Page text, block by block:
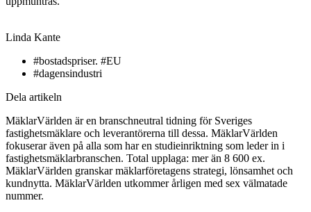
Linda Kante
#bostadspriser. #EU
#dagensindustri
Dela artikeln
MäklarVärlden är en branschneutral tidning för Sveriges
fastighetsmäklare och leverantörerna till dessa. MäklarVärlden
fokuserar även på alla som har en studieinriktning som leder in i
fastighetsmäklarbranschen. Total upplaga: mer än 8 600 ex.
MäklarVärlden granskar mäklarföretagens strategi, lönsamhet och
kundnytta. MäklarVärlden utkommer årligen med sex välmatade
nummer.